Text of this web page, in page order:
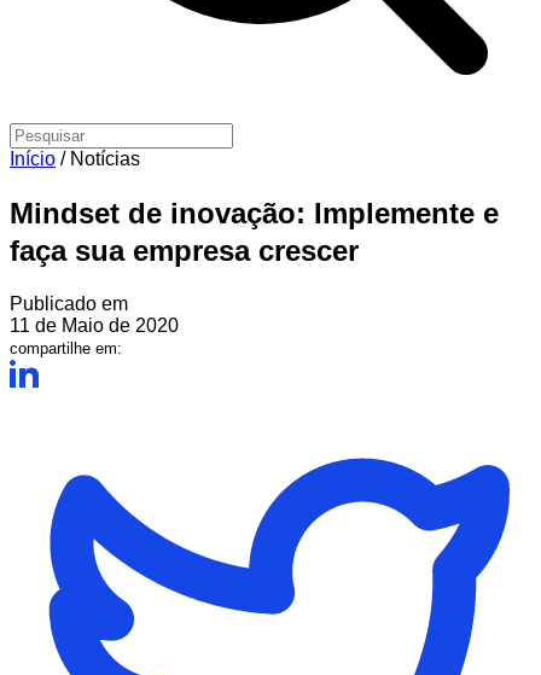
Início / Notícias
Mindset de inovação: Implemente e
faça sua empresa crescer
Publicado em
11 de Maio de 2020
compartilhe em: